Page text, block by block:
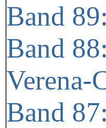
Band
Band 88:
Verena-
Band